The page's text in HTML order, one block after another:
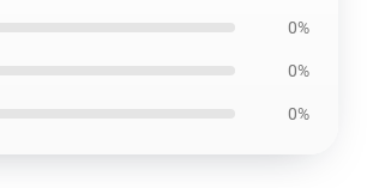
0%
0%
0%